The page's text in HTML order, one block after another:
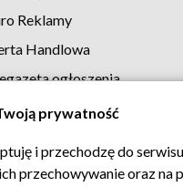
Reklamy
Handlowa
ogłoszenia
prywatność
i przechodzę do
przechowywanie oraz na